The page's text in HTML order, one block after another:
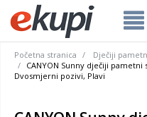
Početna stranica
Dječiji
CANYON Sunny dječiji pametni
Dvosmjerni pozivi, Plavi